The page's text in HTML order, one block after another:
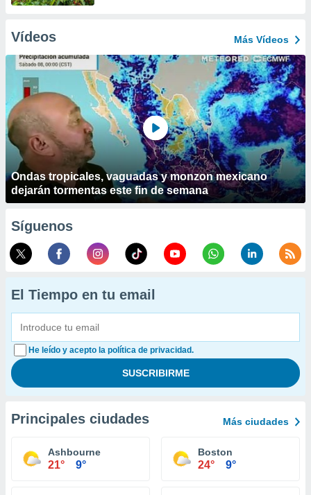
Vídeos Más Vídeos
Ondas tropicales, vaguadas y monzon mexicano
dejarán tormentas este fin de semana
Síguenos
El Tiempo en tu email
He leído y acepto la política de privacidad.
Principales ciudades Más ciudades
Ashbourne
21° 9°
Boston
24° 9°